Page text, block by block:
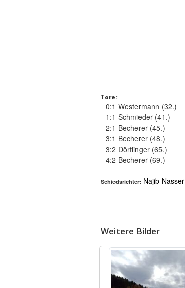
Tore:
0:1 Westermann (32.)
1:1 Schmieder (41.)
2:1 Becherer (45.)
3:1 Becherer (48.)
3:2 Dörflinger (65.)
4:2 Becherer (69.)
Schiedsrichter: Najib Nasser
Weitere Bilder